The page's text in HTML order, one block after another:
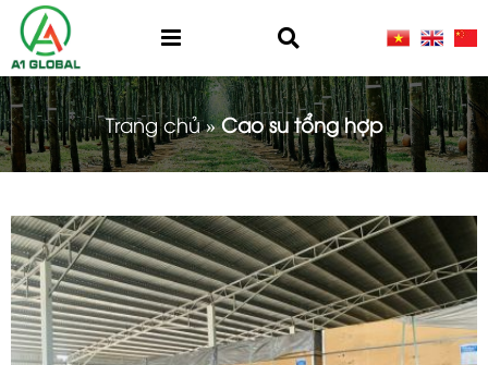
Trang chủ » Cao su tổng hợp